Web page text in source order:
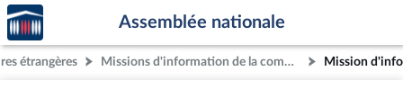
Aller au contenu
Aller en bas de la page
Accèder
à la
page
d'accueil
Assemblée nationale
étrangères Missions d'information de la commission